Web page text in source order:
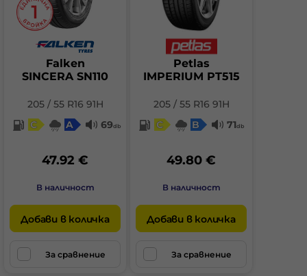
Falken
SINCERA SN110
205 / 55 R16 91H
C
A 69db
47.92 €
В наличност
Добави в количка
За сравнение
Petlas
IMPERIUM PT515
205 / 55 R16 91H
C
B 71db
49.80 €
В наличност
Добави в количка
За сравнение